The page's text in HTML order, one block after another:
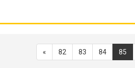
« 82 83 84 85